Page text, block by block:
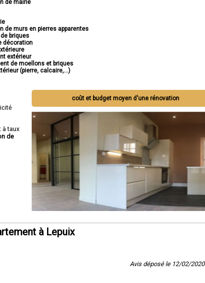
de mairie
de murs en pierres apparentes
briques
décoration
extérieur
de moellons et briques
(pierre, calcaire,...)
coût et budget moyen d'une rénovation
à taux
de
à Lepuix
Avis déposé le 12/02/2020